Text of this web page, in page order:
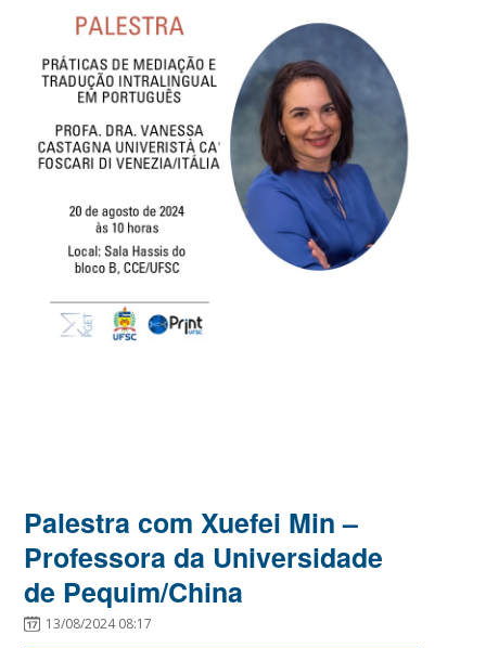
Palestra com Xuefei Min –
Professora da Universidade
de Pequim/China
13/08/2024 08:17